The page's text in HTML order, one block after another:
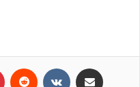
Pinterest Reddit VKontakte